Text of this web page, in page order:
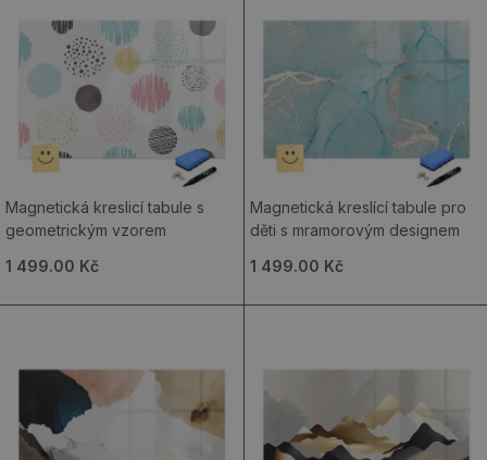
Magnetická kreslicí tabule s
geometrickým vzorem
1 499.00 Kč
Magnetická kreslící tabule pro
děti s mramorovým designem
1 499.00 Kč